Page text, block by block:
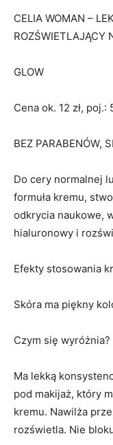
CELIA WOMAN –
ROZŚWIETLAJĄCY
GLOW
Cena ok. 12 zł, poj.:
BEZ PARABENÓW,
Do cery normalnej
formuła kremu,
odkrycia naukowe,
hialuronowy i
Efekty stosowania
Skóra ma piękny
Czym się wyróżnia?
Ma lekką
pod makijaż, który
kremu. Nawilża
rozświetla. Nie